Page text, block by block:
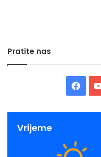
Pratite nas
Vrijeme